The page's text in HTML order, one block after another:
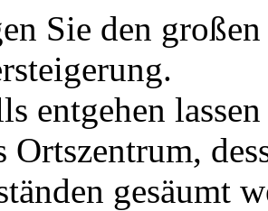
Sie den
entgehen
Ortszentrum,
gesäumt